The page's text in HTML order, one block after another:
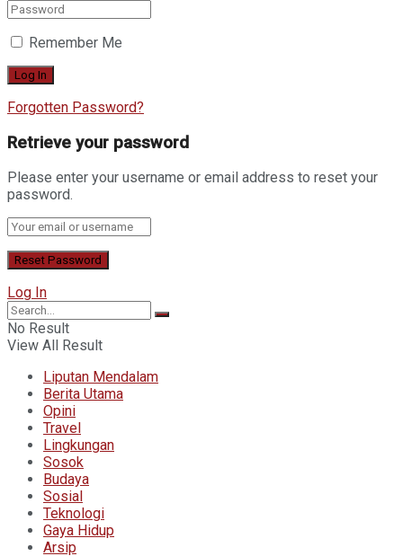
Remember Me
Forgotten Password?
Retrieve your password
Please enter your username or email address to reset your
password.
Log In
No Result
View All Result
Liputan Mendalam
Berita Utama
Opini
Travel
Lingkungan
Sosok
Budaya
Sosial
Teknologi
Gaya Hidup
Arsip